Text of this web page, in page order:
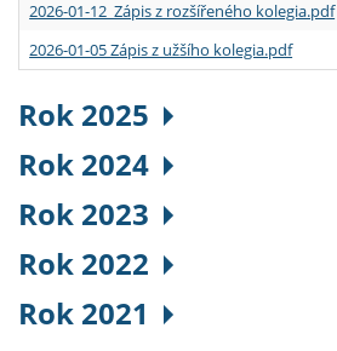
2026-01-12 Zápis z rozšířeného kolegia.pdf
2026-01-05 Zápis z užšího kolegia.pdf
Rok 2025
Rok 2024
Rok 2023
Rok 2022
Rok 2021